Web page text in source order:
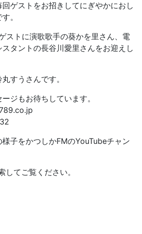
ゲストをお招きしてにぎやかにおし
。
ストに演歌歌手の葵かを里さん、電
タントの長谷川愛里さんをお迎えし
すうさんです。
ジもお待ちしています。
子をかつしかFMのYouTubeチャン
てご覧ください。